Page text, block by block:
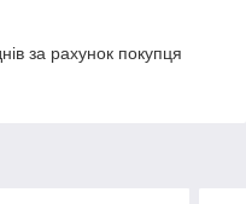
за рахунок покупця